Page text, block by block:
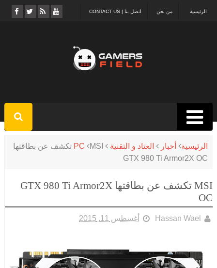
اتصل بنا | CONTACT US من نحن الرئيسية
الرئيسية أخبار العتاد و التقنية PC MSI تكشف عن بطاقتها
GTX 980 Ti Armor2X OC
MSI تكشف عن بطاقتها GTX 980 Ti Armor2X
OC
Hassan Wael أغسطس 11, 2015